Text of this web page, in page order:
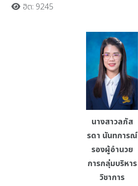
ฮิต: 9245
นางสาวลภัส
รดา นันทการณ์
รองผู้อำนวย
การกลุ่มบริหาร
วิชาการ